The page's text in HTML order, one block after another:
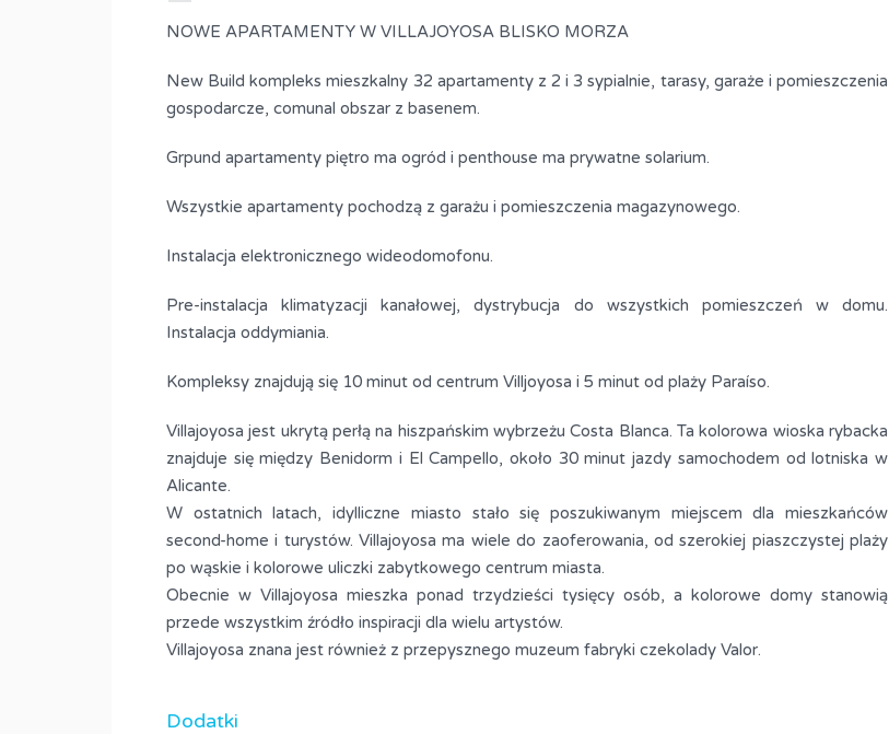
NOWE APARTAMENTY W VILLAJOYOSA BLISKO MORZA
New Build kompleks mieszkalny 32 apartamenty z 2 i 3 sypialnie, tarasy, garaże i pomieszczenia
gospodarcze, comunal obszar z basenem.
Grpund apartamenty piętro ma ogród i penthouse ma prywatne solarium.
Wszystkie apartamenty pochodzą z garażu i pomieszczenia magazynowego.
Instalacja elektronicznego wideodomofonu.
Pre-instalacja klimatyzacji kanałowej, dystrybucja do wszystkich pomieszczeń w domu.
Instalacja oddymiania.
Kompleksy znajdują się 10 minut od centrum Villjoyosa i 5 minut od plaży Paraíso.
Villajoyosa jest ukrytą perłą na hiszpańskim wybrzeżu Costa Blanca. Ta kolorowa wioska rybacka
znajduje się między Benidorm i El Campello, około 30 minut jazdy samochodem od lotniska w
Alicante.
W ostatnich latach, idylliczne miasto stało się poszukiwanym miejscem dla mieszkańców
second-home i turystów. Villajoyosa ma wiele do zaoferowania, od szerokiej piaszczystej plaży
po wąskie i kolorowe uliczki zabytkowego centrum miasta.
Obecnie w Villajoyosa mieszka ponad trzydzieści tysięcy osób, a kolorowe domy stanowią
przede wszystkim źródło inspiracji dla wielu artystów.
Villajoyosa znana jest również z przepysznego muzeum fabryki czekolady Valor.
Dodatki
Dom szeregowy na sprzedaż
w Ocean View, Costa Adeje,
Hiszpania
410,000 EURO
Metraż Pokoje
Mieszkanie na sprzedaż w
Adeje, Hiszpania